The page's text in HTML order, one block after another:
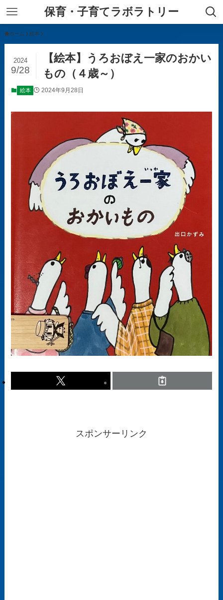
保育・子育てラボラトリー
ホーム 絵本
【絵本】うろおぼえ一家のおかい
もの（４歳～）
2024
9/28
絵本 2024年9月28日
スポンサーリンク